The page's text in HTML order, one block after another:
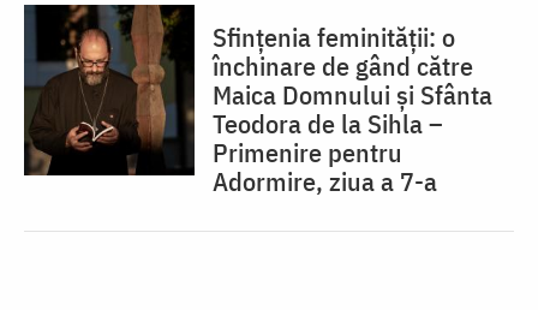
Sfințenia feminității: o
închinare de gând către
Maica Domnului și Sfânta
Teodora de la Sihla –
Primenire pentru
Adormire, ziua a 7-a